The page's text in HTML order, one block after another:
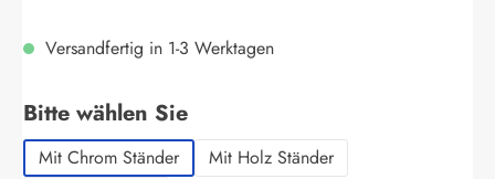
Versandfertig in 1-3 Werktagen
Bitte wählen Sieauswählen
Mit Chrom Ständer
Mit Holz Ständer